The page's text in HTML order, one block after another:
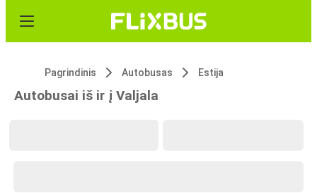
Pagrindinis Autobusas Estija
Autobusai iš ir į Valjala